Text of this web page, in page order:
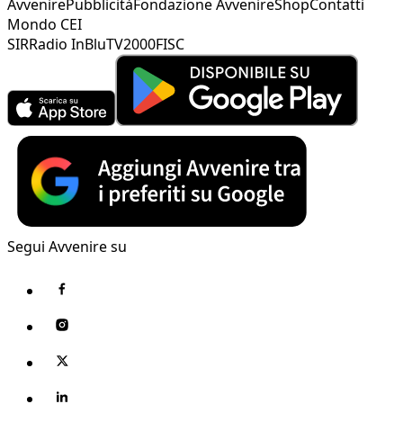
AvvenirePubblicitàFondazione AvvenireShopContatti
Mondo CEI
SIRRadio InBluTV2000FISC
Segui Avvenire su